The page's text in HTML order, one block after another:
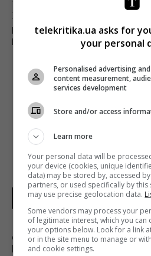
Попередня стаття
КАНАЛ ICTV ПРЕДСТАВИВ
НОВОГО БОЙОВИКА
ПОВНЕ
АНАЛОГОВОГО
НОВИНИ УКРАЇНИ І СВІТУ
Дипломатичний
Вашингтон захлинувся, -
telekritika.ua asks for
your personal
Personalised advertising
content measurement,
services development
Store and/or access
Learn more
Your personal data will be
your device (cookies, unique
data) may be stored by, accessed
partners, or used specifically by
may use precise geolocation data.
Some vendors may process your
of legitimate interest, which you
your options below. Look for a link
or in the site menu to manage or
and cookie settings.